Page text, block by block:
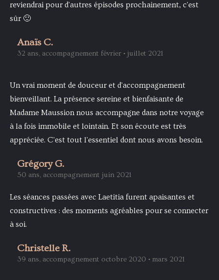
reviendrai pour d'autres épisodes prochainement, c'est
sûr 🙂
Anaïs C.
32 ans, accompagnement février • juillet 2021
Un vrai moment de douceur et d'accompagnement
bienveillant. La présence sereine et bienfaisante de
Madame Maussion nous accompagne dans notre voyage
à la fois immobile et lointain. Et son écoute est très
appréciée. C'est tout l'essentiel dont nous avons besoin.
Grégory G.
50 ans, accompagnement juin 2021
Les séances passées avec Laetitia furent apaisantes et
constructives : des moments agréables pour se connecter
à soi.
Christelle R.
39 ans, accompagnement octobre 2020 • mars 2021